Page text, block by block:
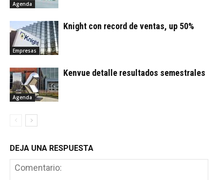
Agenda
Empresas
Knight con record de ventas, up 50%
Agenda
Kenvue detalle resultados semestrales
DEJA UNA RESPUESTA